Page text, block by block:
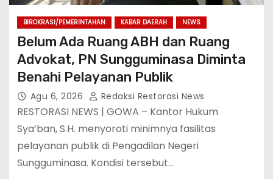
BIROKRASI/PEMERINTAHAN KABAR DAERAH NEWS
Belum Ada Ruang ABH dan Ruang
Advokat, PN Sungguminasa Diminta
Benahi Pelayanan Publik
Agu 6, 2026 Redaksi Restorasi News
RESTORASI NEWS | GOWA – Kantor Hukum
Sya’ban, S.H. menyoroti minimnya fasilitas
pelayanan publik di Pengadilan Negeri
Sungguminasa. Kondisi tersebut…